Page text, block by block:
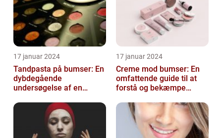
17 januar 2024
Tandpasta på bumser: En
dybdegående
undersøgelse af en
skønhedsanbefaling
17 januar 2024
Creme mod bumser: En
omfattende guide til at
forstå og bekæmpe